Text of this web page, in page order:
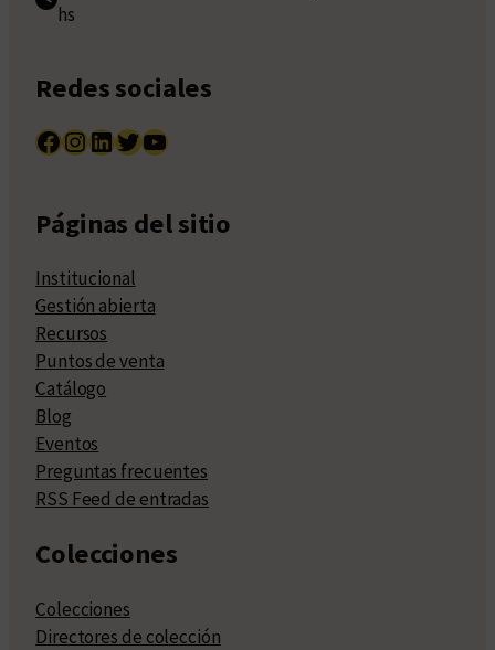
hs
Redes sociales
Facebook InstagramLinkedIn Twitter YouTube
Páginas del sitio
Institucional
Gestión abierta
Recursos
Puntos de venta
Catálogo
Blog
Eventos
Preguntas frecuentes
RSS Feed de entradas
Colecciones
Colecciones
Directores de colección